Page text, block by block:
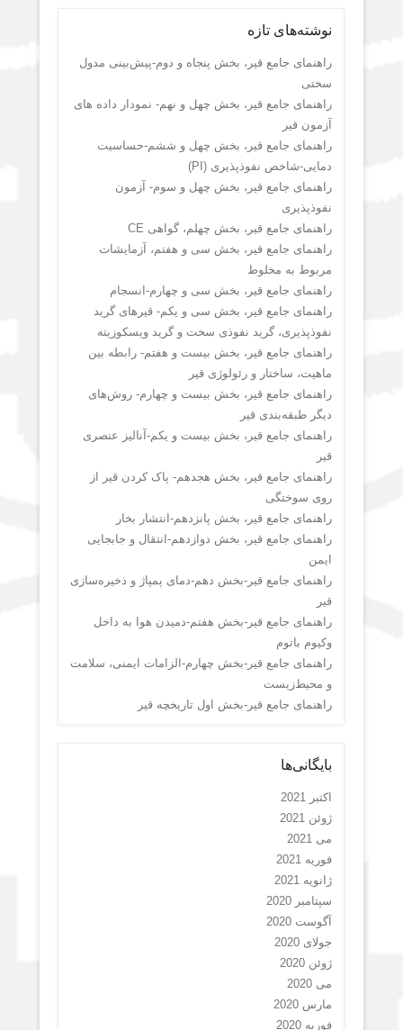
نوشته‌های تازه
راهنمای جامع قیر، بخش پنجاه و دوم-پیش‌بینی مدول
راهنمای جامع قیر، بخش چهل و نهم- نمودار داده های
راهنمای جامع قیر، بخش چهل و ششم-حساسیت
دمایی-شاخص نفوذپذیری (PI)
راهنمای جامع قیر، بخش چهل و سوم- آزمون
راهنمای جامع قیر، بخش چهلم، گواهی CE
راهنمای جامع قیر، بخش سی و هفتم، آزمایشات
مربوط به مخلوط
راهنمای جامع قیر، بخش سی و چهارم-انسجام
راهنمای جامع قیر، بخش سی و یکم- قیرهای گرید
نفوذپذیری، گرید نفوذی سخت و گرید ویسکوزیته
راهنمای جامع قیر، بخش بیست و هفتم- رابطه بین
ماهیت، ساختار و رئولوژی قیر
راهنمای جامع قیر، بخش بیست و چهارم- روش‌های
دیگر طبقه‌بندی قیر
راهنمای جامع قیر، بخش بیست و یکم-آنالیز عنصری
راهنمای جامع قیر، بخش هجدهم- پاک کردن قیر از
روی سوختگی
راهنمای جامع قیر، بخش پانزدهم-انتشار بخار
راهنمای جامع قیر، بخش دوازدهم-انتقال و جابجایی
راهنمای جامع قیر-بخش دهم-دمای پمپاژ و ذخیره‌سازی
راهنمای جامع قیر-بخش هفتم-دمیدن هوا به داخل
راهنمای جامع قیر-بخش چهارم-الزامات ایمنی، سلامت
و محیط‌زیست
راهنمای جامع قیر-بخش اول تاریخچه قیر